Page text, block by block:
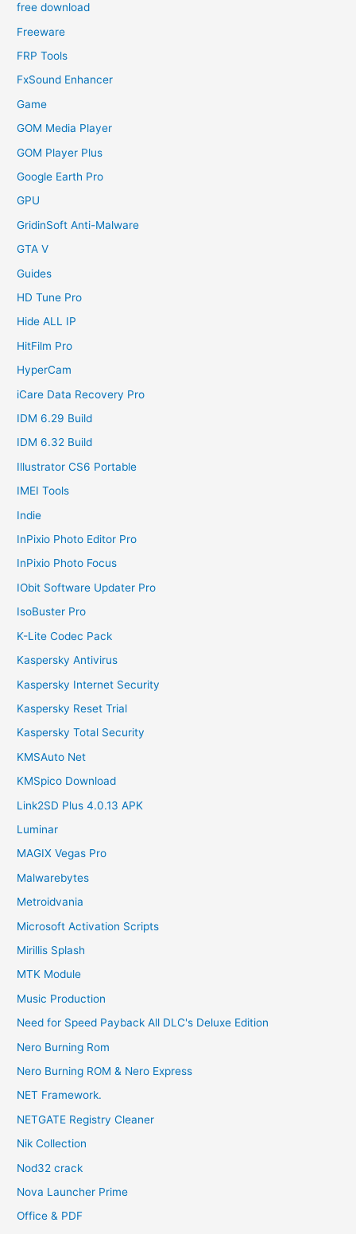
free download
Freeware
FRP Tools
FxSound Enhancer
Game
GOM Media Player
GOM Player Plus
Google Earth Pro
GPU
GridinSoft Anti-Malware
GTA V
Guides
HD Tune Pro
Hide ALL IP
HitFilm Pro
HyperCam
iCare Data Recovery Pro
IDM 6.29 Build
IDM 6.32 Build
Illustrator CS6 Portable
IMEI Tools
Indie
InPixio Photo Editor Pro
InPixio Photo Focus
IObit Software Updater Pro
IsoBuster Pro
K-Lite Codec Pack
Kaspersky Antivirus
Kaspersky Internet Security
Kaspersky Reset Trial
Kaspersky Total Security
KMSAuto Net
KMSpico Download
Link2SD Plus 4.0.13 APK
Luminar
MAGIX Vegas Pro
Malwarebytes
Metroidvania
Microsoft Activation Scripts
Mirillis Splash
MTK Module
Music Production
Need for Speed Payback All DLC's Deluxe Edition
Nero Burning Rom
Nero Burning ROM & Nero Express
NET Framework.
NETGATE Registry Cleaner
Nik Collection
Nod32 crack
Nova Launcher Prime
Office & PDF